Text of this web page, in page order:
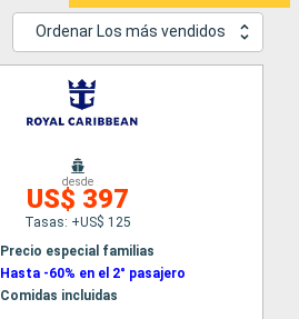
Ordenar Los más vendidos
desde
US$ 397
Tasas: +US$ 125
Precio especial familias
Hasta -60% en el 2° pasajero
Comidas incluidas